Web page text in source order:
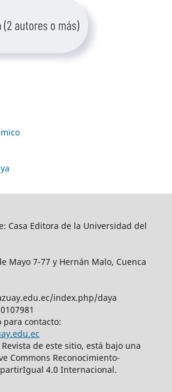
Casa Editora de la Universidad del
Mayo 7-77 y Hernán Malo, Cuenca
index.php/daya
para contacto:
de este sitio, está bajo una
Commons Reconocimiento-
4.0 Internacional.